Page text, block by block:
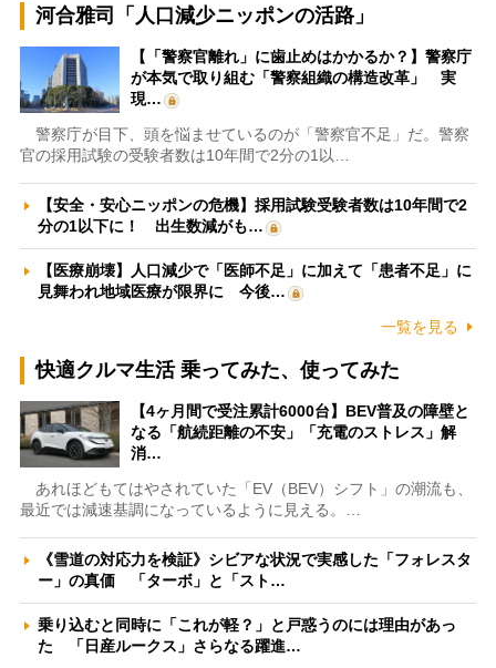
河合雅司「人口減少ニッポンの活路」
【「警察官離れ」に歯止めはかかるか？】警察庁
が本気で取り組む「警察組織の構造改革」 実
現…
警察庁が目下、頭を悩ませているのが「警察官不足」だ。警察
官の採用試験の受験者数は10年間で2分の1以…
【安全・安心ニッポンの危機】採用試験受験者数は10年間で2
分の1以下に！ 出生数減がも…
【医療崩壊】人口減少で「医師不足」に加えて「患者不足」に
見舞われ地域医療が限界に 今後…
一覧を見る
快適クルマ生活 乗ってみた、使ってみた
【4ヶ月間で受注累計6000台】BEV普及の障壁と
なる「航続距離の不安」「充電のストレス」解
消…
あれほどもてはやされていた「EV（BEV）シフト」の潮流も、
最近では減速基調になっているように見える。…
《雪道の対応力を検証》シビアな状況で実感した「フォレスタ
ー」の真価 「ターボ」と「スト…
乗り込むと同時に「これが軽？」と戸惑うのには理由があっ
た 「日産ルークス」さらなる躍進…